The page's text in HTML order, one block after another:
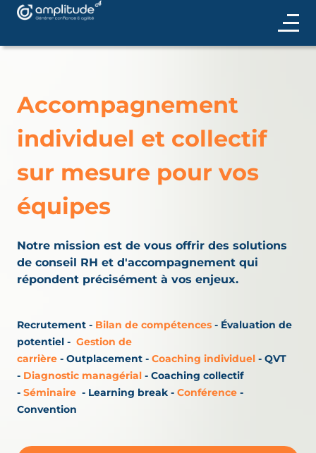
Accompagnement
individuel et collectif
sur mesure pour vos
équipes
Notre mission est de vous offrir des solutions
de conseil RH et d'accompagnement qui
répondent précisément à vos enjeux.
Recrutement - Bilan de compétences - Évaluation de
potentiel - Gestion de
carrière - Outplacement - Coaching individuel - QVT
- Diagnostic managérial - Coaching collectif
- Séminaire - Learning break - Conférence -
Convention